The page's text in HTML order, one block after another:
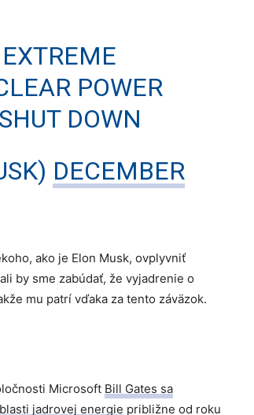
POWER
DOWN
DECEMBER
ako je Elon Musk, ovplyvniť
by sme zabúdať, že vyjadrenie o
mu patrí vďaka za tento záväzok.
Microsoft Bill Gates sa
jadrovej energie približne od roku